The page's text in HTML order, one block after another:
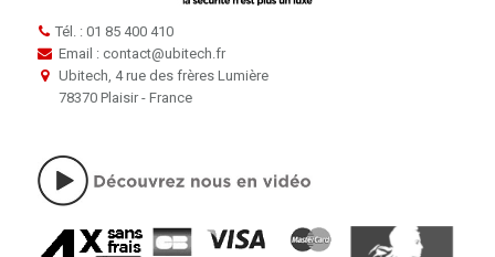
Tél. : 01 85 400 410
Email : contact@ubitech.fr
Ubitech, 4 rue des frères Lumière
78370 Plaisir - France